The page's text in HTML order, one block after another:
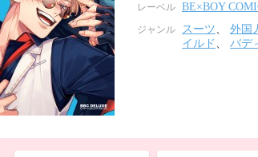
レーベル BE×BOY
ジャンル スーツ、 外国
イルド 、 バデ